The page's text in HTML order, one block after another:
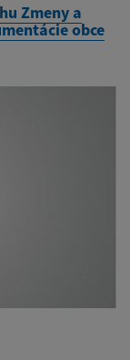
Zmeny a
obce